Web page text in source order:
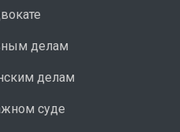
делам
делам
суде